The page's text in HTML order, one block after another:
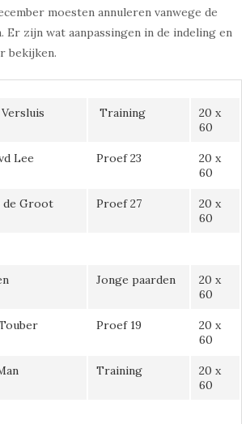
moesten annuleren vanwege de
Er zijn wat aanpassingen in de indeling en
bekijken.
Training
20 x
60
Lee Proef 23
20 x
60
de Groot Proef 27
20 x
60
Jonge paarden
20 x
60
Proef 19
20 x
60
Training
20 x
60